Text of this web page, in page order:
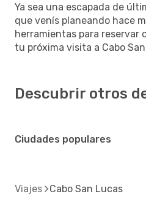
Ya sea una escapada de
que venís planeando hace
herramientas para reservar
tu próxima visita a Cabo
Descubrir otros
Ciudades populares
Viajes Cabo San Lucas